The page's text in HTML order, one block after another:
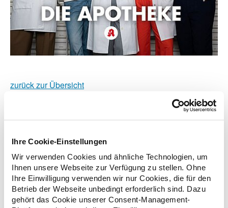
Ihre Cookie-Einstellungen
Wir verwenden Cookies und ähnliche Technologien, um
Ihnen unsere Webseite zur Verfügung zu stellen. Ohne
Ihre Einwilligung verwenden wir nur Cookies, die für den
Betrieb der Webseite unbedingt erforderlich sind. Dazu
gehört das Cookie unserer Consent-Management-
zurück zur Übersicht
Zusatzinformationen
Verwandte Nachrichten